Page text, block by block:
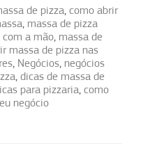
de pizza, como abrir
, massa de pizza
com a mão, massa de
massa de pizza nas
, Negócios, negócios
, dicas de massa de
para pizzaria, como
negócio